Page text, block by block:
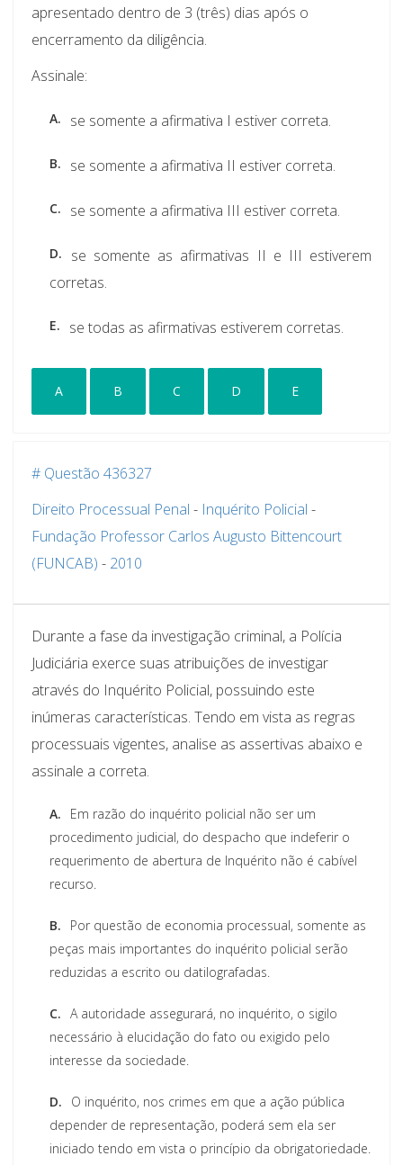
apresentado dentro de 3 (três) dias após o
encerramento da diligência.
Assinale:
A. se somente a afirmativa I estiver correta.
B. se somente a afirmativa II estiver correta.
C. se somente a afirmativa III estiver correta.
D.
se somente as afirmativas II e III estiverem
corretas.
E. se todas as afirmativas estiverem corretas.
A B C D E
# Questão 436327
Direito Processual Penal - Inquérito Policial -
Fundação Professor Carlos Augusto Bittencourt
(FUNCAB) - 2010
Durante a fase da investigação criminal, a Polícia
Judiciária exerce suas atribuições de investigar
através do Inquérito Policial, possuindo este
inúmeras características. Tendo em vista as regras
processuais vigentes, analise as assertivas abaixo e
assinale a correta.
A.
Em razão do inquérito policial não ser um
procedimento judicial, do despacho que indeferir o
requerimento de abertura de Inquérito não é cabível
recurso.
B.
Por questão de economia processual, somente as
peças mais importantes do inquérito policial serão
reduzidas a escrito ou datilografadas.
C. A autoridade assegurará, no inquérito, o sigilo
necessário à elucidação do fato ou exigido pelo
interesse da sociedade.
D.
O inquérito, nos crimes em que a ação pública
depender de representação, poderá sem ela ser
iniciado tendo em vista o princípio da obrigatoriedade.